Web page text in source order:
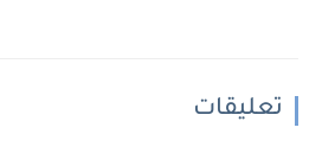
تعليقات